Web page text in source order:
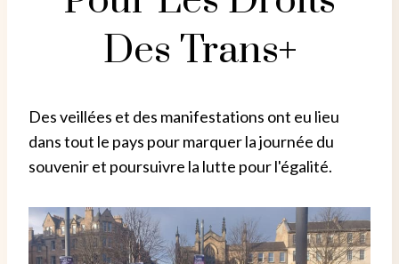
Des Trans+
Des veillées et des manifestations ont eu lieu
dans tout le pays pour marquer la journée du
souvenir et poursuivre la lutte pour l'égalité.